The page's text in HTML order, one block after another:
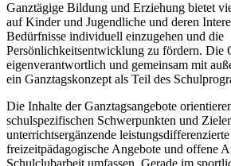
Ganztägige Bildung und Erziehung bietet
auf Kinder und Jugendliche und deren
Bedürfnisse individuell einzugehen und die
Persönlichkeitsentwicklung zu fördern. Die
eigenverantwortlich und gemeinsam mit
ein Ganztagskonzept als Teil des
Die Inhalte der Ganztagsangebote
schulspezifischen Schwerpunkten und
unterrichtsergänzende
freizeitpädagogische Angebote und offene